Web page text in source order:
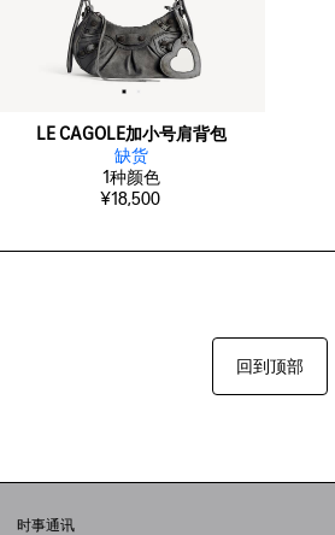
LE CAGOLE加小号肩背包
缺货
1种颜色
¥18,500
回到顶部
时事通讯